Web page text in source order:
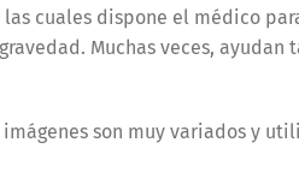
cuales dispone el médico
Muchas veces,
imágenes son muy variados y